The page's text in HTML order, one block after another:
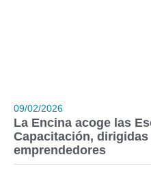
09/02/2026
La Encina acoge las
Capacitación,
emprendedores